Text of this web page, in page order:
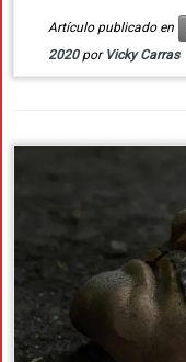
Artículo publicado en
2020 por Vicky Carras